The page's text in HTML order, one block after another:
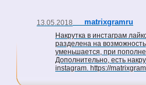
13.05.2018 matrixgramru
Накрутка в инстаграм
разделена на
уменьшается, при
Дополнительно, есть
instagram. https://